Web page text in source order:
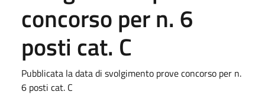
concorso per n. 6
posti cat. C
Pubblicata la data di svolgimento prove concorso per n.
6 posti cat. C